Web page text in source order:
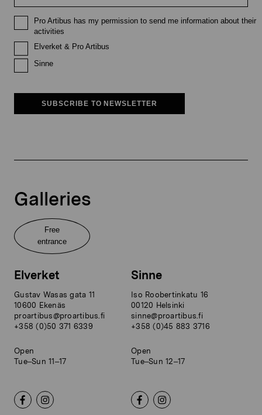
Pro Artibus has my permission to send me information about their
activities
Elverket & Pro Artibus
Sinne
SUBSCRIBE TO NEWSLETTER
Galleries
Free
entrance
Elverket
Gustav Wasas gata 11
10600 Ekenäs
proartibus@proartibus.fi
+358 (0)50 371 6339
Open
Tue–Sun 11–17
Sinne
Iso Roobertinkatu 16
00120 Helsinki
sinne@proartibus.fi
+358 (0)45 883 3716
Open
Tue–Sun 12–17